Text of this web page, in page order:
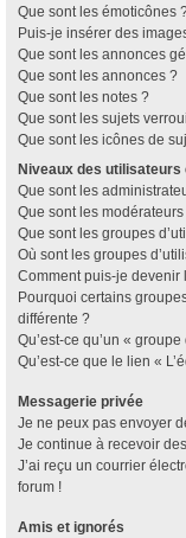
Que sont les émoticônes
Puis-je insérer des
Que sont les annonces
Que sont les annonces ?
Que sont les notes ?
Que sont les sujets
Que sont les icônes de
Niveaux des utilisateurs
Que sont les
Que sont les modérateurs
Que sont les groupes
Où sont les groupes
Comment puis-je devenir
Pourquoi certains
différente ?
Qu’est-ce qu’un «
Qu’est-ce que le lien «
Messagerie privée
Je ne peux pas envoyer
Je continue à recevoir
J’ai reçu un courrier
forum !
Amis et ignorés